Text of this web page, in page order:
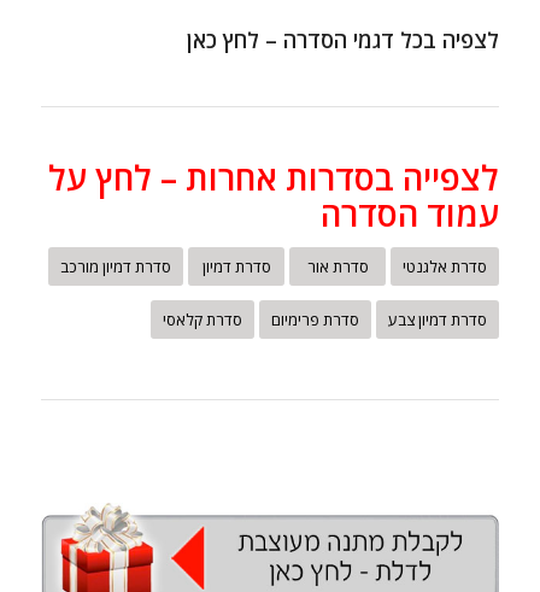
לצפיה בכל דגמי הסדרה – לחץ כאן
לצפייה בסדרות אחרות – לחץ על
עמוד הסדרה
סדרת אלגנטי סדרת אור סדרת דמיון סדרת דמיון מורכב
סדרת דמיון צבע סדרת פרימיום סדרת קלאסי